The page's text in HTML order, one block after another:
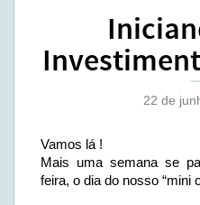
22 de
Vamos lá !
Mais uma semana se
feira, o dia do nosso “mini